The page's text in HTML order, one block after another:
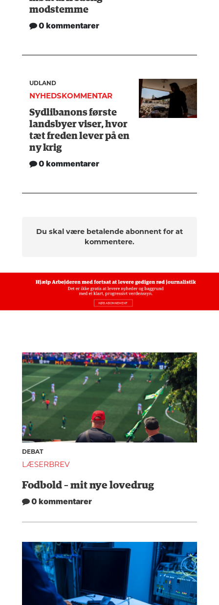
modstemme
0 kommentarer
UDLAND
NYHEDSKOMMENTAR
Sydlibanons første
landsbyer viser, hvor
tæt freden lever på en
ny krig
0 kommentarer
Du skal være betalende abonnent for at
kommentere.
DEBAT
LÆSERBREV
Fodbold – mit nye lovedrug
0 kommentarer